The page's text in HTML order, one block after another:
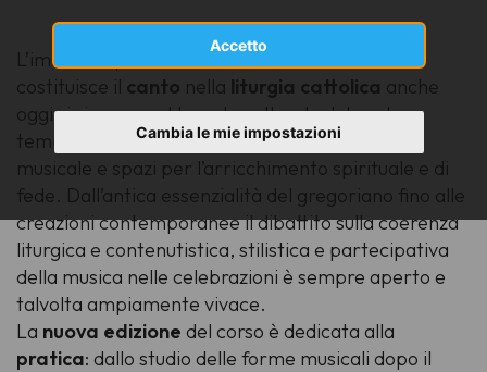
Accetto
Cambia le mie impostazioni
L’immenso patrimonio che da due millenni
costituisce il canto nella liturgia cattolica anche
oggi si rinnova nel tessuto culturale del nostro
tempo aprendo inaspettati campi alla ricerca
musicale e spazi per l’arricchimento spirituale e di
fede. Dall’antica essenzialità del gregoriano fino alle
creazioni contemporanee il dibattito sulla coerenza
liturgica e contenutistica, stilistica e partecipativa
della musica nelle celebrazioni è sempre aperto e
talvolta ampiamente vivace.
La nuova edizione del corso è dedicata alla
pratica: dallo studio delle forme musicali dopo il